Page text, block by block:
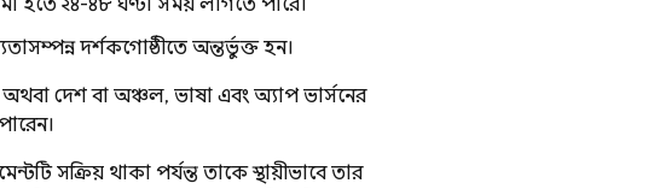
হতে ২৪-৪৮ ঘণ্টা সময় লাগতে পারে।
দর্শকগোষ্ঠীতে অন্তর্ভুক্ত হন।
অথবা দেশ বা অঞ্চল, ভাষা এবং অ্যাপ ভার্সনের
সক্রিয় থাকা পর্যন্ত তাকে স্থায়ীভাবে তার